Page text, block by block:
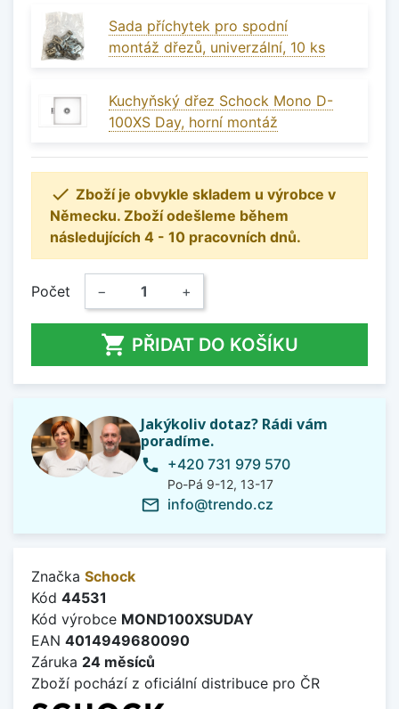
Sada příchytek pro spodní
montáž dřezů, univerzální, 10 ks
Kuchyňský dřez Schock Mono D-
100XS Day, horní montáž
 Zboží je obvykle skladem u výrobce v
Německu. Zboží odešleme během
následujících 4 - 10 pracovních dnů.
Počet − +
 PŘIDAT DO KOŠÍKU
Jakýkoliv dotaz? Rádi vám
poradíme.
phone +420 731 979 570
Po-Pá 9-12, 13-17
mail_outline info@trendo.cz
Značka Schock
Kód 44531
Kód výrobce MOND100XSUDAY
EAN 4014949680090
Záruka 24 měsíců
Zboží pochází z oficiální distribuce pro ČR